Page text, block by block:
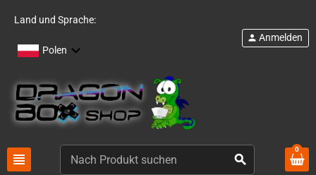
Land und Sprache:
Polen
view_headline search
person Anmelden
0